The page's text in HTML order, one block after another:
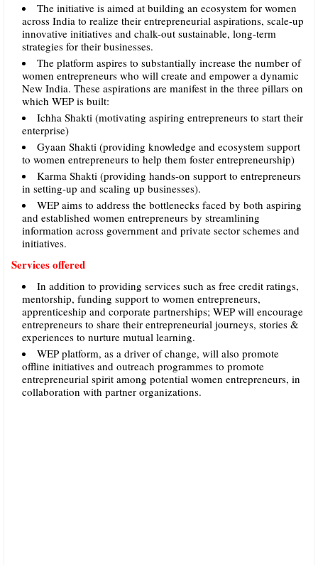
The initiative is aimed at building an ecosystem for women
across India to realize their entrepreneurial aspirations, scale-up
innovative initiatives and chalk-out sustainable, long-term
strategies for their businesses.
The platform aspires to substantially increase the number of
women entrepreneurs who will create and empower a dynamic
New India. These aspirations are manifest in the three pillars on
which WEP is built:
Ichha Shakti (motivating aspiring entrepreneurs to start their
enterprise)
Gyaan Shakti (providing knowledge and ecosystem support
to women entrepreneurs to help them foster entrepreneurship)
Karma Shakti (providing hands-on support to entrepreneurs
in setting-up and scaling up businesses).
WEP aims to address the bottlenecks faced by both aspiring
and established women entrepreneurs by streamlining
information across government and private sector schemes and
initiatives.
Services offered
In addition to providing services such as free credit ratings,
mentorship, funding support to women entrepreneurs,
apprenticeship and corporate partnerships; WEP will encourage
entrepreneurs to share their entrepreneurial journeys, stories &
experiences to nurture mutual learning.
WEP platform, as a driver of change, will also promote
offline initiatives and outreach programmes to promote
entrepreneurial spirit among potential women entrepreneurs, in
collaboration with partner organizations.